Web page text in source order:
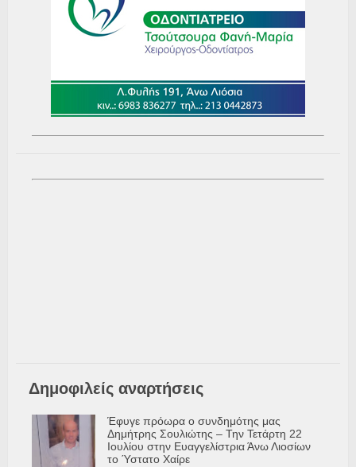
Δημοφιλείς αναρτήσεις
Έφυγε πρόωρα ο συνδημότης μας
Δημήτρης Σουλιώτης – Την Τετάρτη 22
Ιουλίου στην Ευαγγελίστρια Άνω Λιοσίων
το Ύστατο Χαίρε